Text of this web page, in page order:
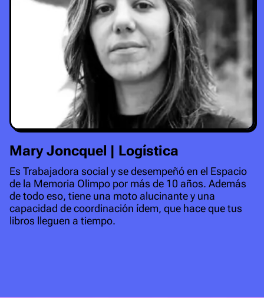
Mary Joncquel | Logística
Es Trabajadora social y se desempeñó en el Espacio
de la Memoria Olimpo por más de 10 años. Además
de todo eso, tiene una moto alucinante y una
capacidad de coordinación ídem, que hace que tus
libros lleguen a tiempo.